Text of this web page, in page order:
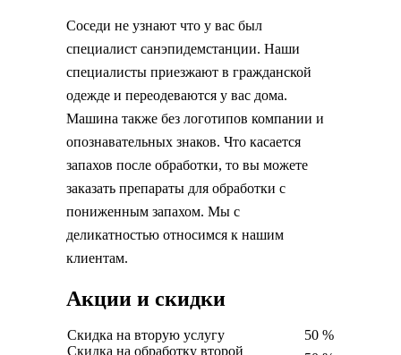
Соседи не узнают что у вас был
специалист санэпидемстанции. Наши
специалисты приезжают в гражданской
одежде и переодеваются у вас дома.
Машина также без логотипов компании и
опознавательных знаков. Что касается
запахов после обработки, то вы можете
заказать препараты для обработки с
пониженным запахом. Мы с
деликатностью относимся к нашим
клиентам.
Акции и скидки
Скидка на вторую услугу
50 %
Скидка на обработку второй